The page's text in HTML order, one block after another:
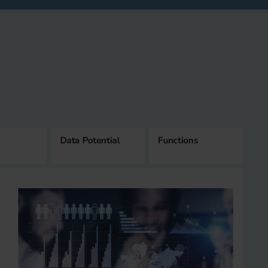
Data Potential Functions